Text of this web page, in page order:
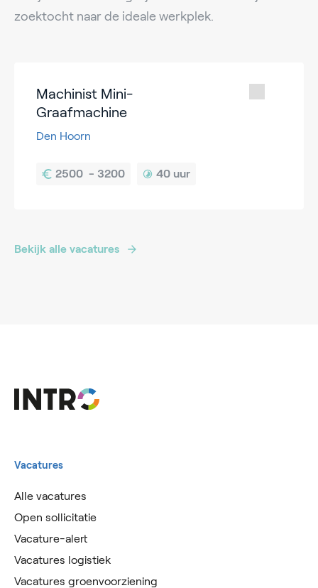
zoektocht naar de ideale werkplek.
Machinist Mini-
Graafmachine
Den Hoorn
40 uur
Bekijk alle vacatures
Vacatures
Alle vacatures
Open sollicitatie
Vacature-alert
Vacatures logistiek
Vacatures groenvoorziening